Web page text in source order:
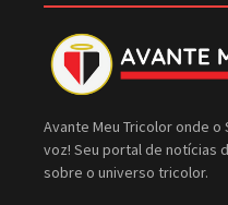
Avante Meu Tricolor onde o
voz! Seu portal de notícias
sobre o universo tricolor.